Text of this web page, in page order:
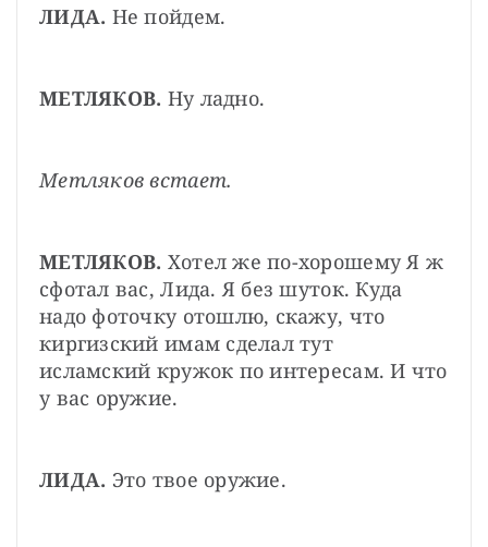
ЛИДА. Не пойдем.
МЕТЛЯКОВ. Ну ладно.
Метляков встает.
МЕТЛЯКОВ. Хотел же по-хорошему Я ж
сфотал вас, Лида. Я без шуток. Куда
надо фоточку отошлю, скажу, что
киргизский имам сделал тут
исламский кружок по интересам. И что
у вас оружие.
ЛИДА. Это твое оружие.